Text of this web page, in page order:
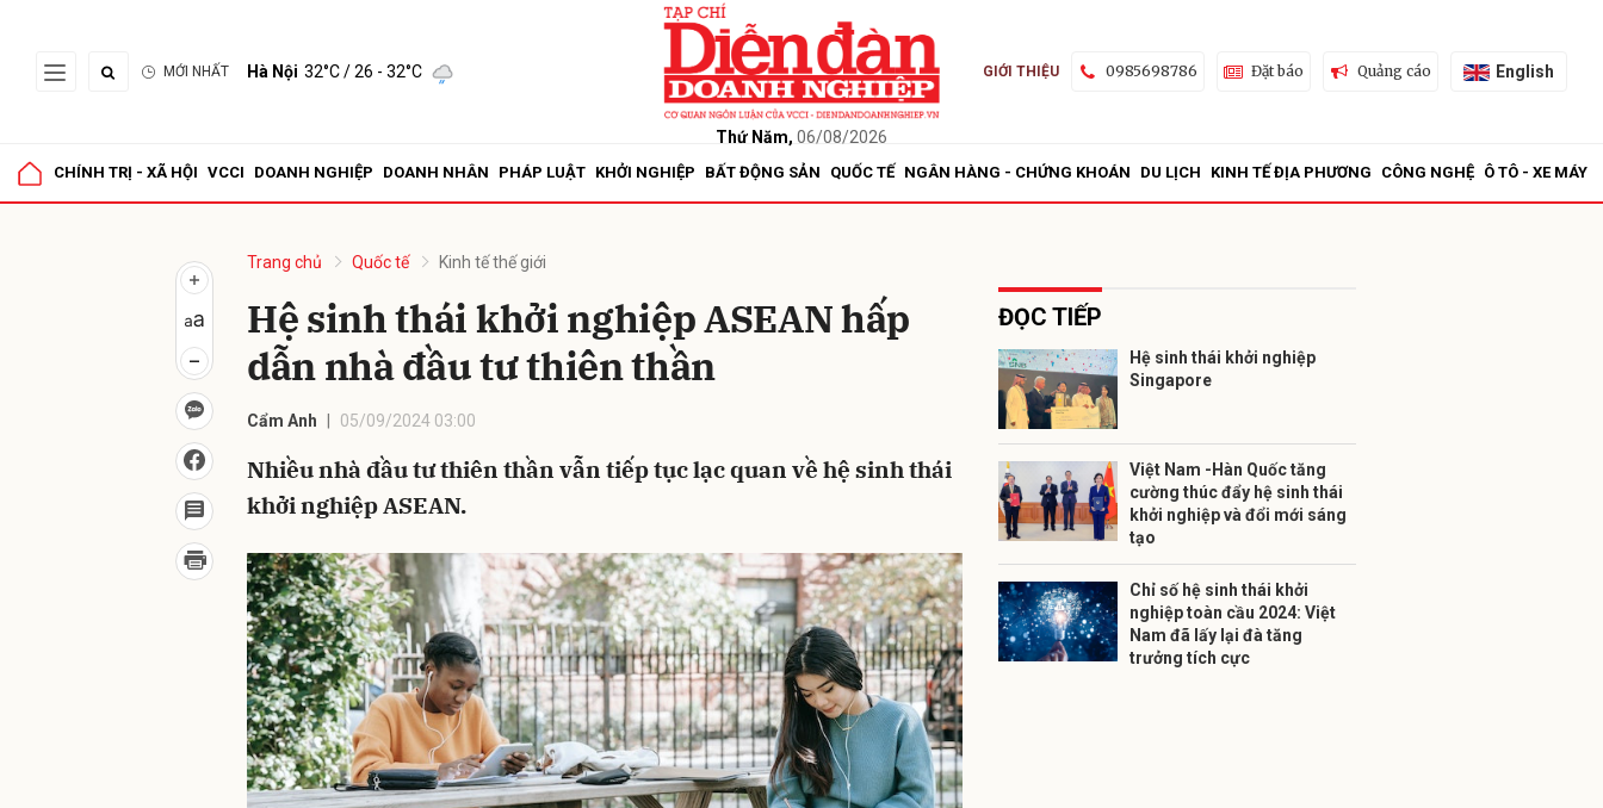
MỚI NHẤT Hà Nội 32°C/ 26 - 32°C
Thứ Năm, 06/08/2026
GIỚI THIỆU 0985698786 Đặt báo Quảng cáo English
CHÍNH TRỊ - XÃ HỘI VCCI DOANH NGHIỆP DOANH NHÂN PHÁP LUẬT KHỞI NGHIỆP BẤT ĐỘNG SẢN QUỐC TẾ NGÂN HÀNG - CHỨNG KHOÁN DU LỊCH KINH TẾ ĐỊA PHƯƠNG CÔNG NGHỆ Ô TÔ - XE MÁY
Trang chủ Quốc tế Kinh tế thế giới
Hệ sinh thái khởi nghiệp ASEAN hấp
dẫn nhà đầu tư thiên thần
Cẩm Anh 05/09/2024 03:00
Nhiều nhà đầu tư thiên thần vẫn tiếp tục lạc quan về hệ sinh thái
khởi nghiệp ASEAN.
ĐỌC TIẾP
Hệ sinh thái khởi nghiệp
Singapore
Việt Nam -Hàn Quốc tăng
cường thúc đẩy hệ sinh thái
khởi nghiệp và đổi mới sáng
tạo
Chỉ số hệ sinh thái khởi
nghiệp toàn cầu 2024: Việt
Nam đã lấy lại đà tăng
trưởng tích cực
Gửi